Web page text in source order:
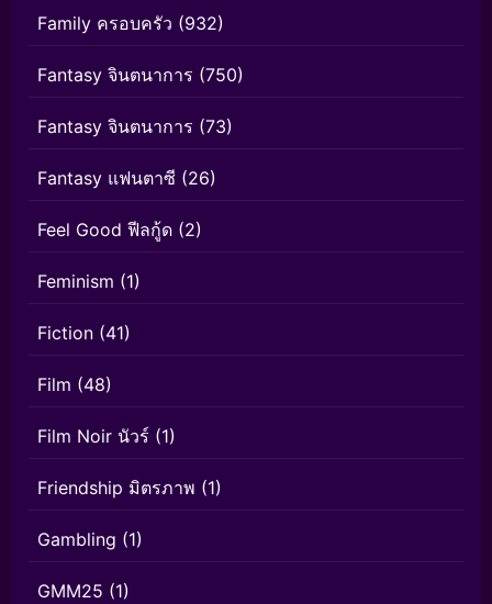
Family ครอบครัว (932)
Fantasy จินตนาการ (750)
Fantasy จินตนาการ (73)
Fantasy แฟนตาซี (26)
Feel Good ฟีลกู้ด (2)
Feminism (1)
Fiction (41)
Film (48)
Film Noir นัวร์ (1)
Friendship มิตรภาพ (1)
Gambling (1)
GMM25 (1)